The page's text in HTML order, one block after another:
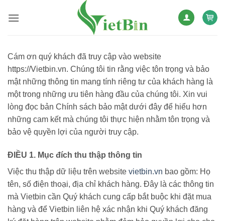
qua
Cám ơn quý khách đã truy cập vào website
https://Vietbin.vn. Chúng tôi tin rằng việc tôn trọng và bảo
mật những thông tin mang tính riêng tư của khách hàng là
một trong những ưu tiên hàng đầu của chúng tôi. Xin vui
lòng đọc bản Chính sách bảo mật dưới đây để hiểu hơn
những cam kết mà chúng tôi thực hiện nhằm tôn trọng và
bảo vệ quyền lợi của người truy cập.
ĐIỀU 1. Mục đích thu thập thông tin
Việc thu thập dữ liệu trên website vietbin.vn bao gồm: Họ
tên, số điện thoại, địa chỉ khách hàng. Đây là các thông tin
mà Vietbin cần Quý khách cung cấp bắt buộc khi đặt mua
hàng và để Vietbin liên hệ xác nhận khi Quý khách đăng